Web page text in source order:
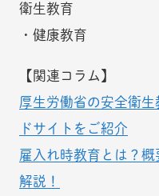
衛生教育
・健康教育
【関連コラム】
厚生労働省の安全衛
ドサイトをご紹介
雇入れ時教育とは？
解説！